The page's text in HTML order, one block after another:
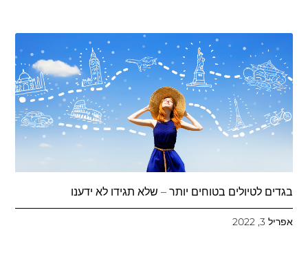
בגדים לטיולים בטוחים יותר – שלא תגידו לא ידענו
אפריל 3, 2022